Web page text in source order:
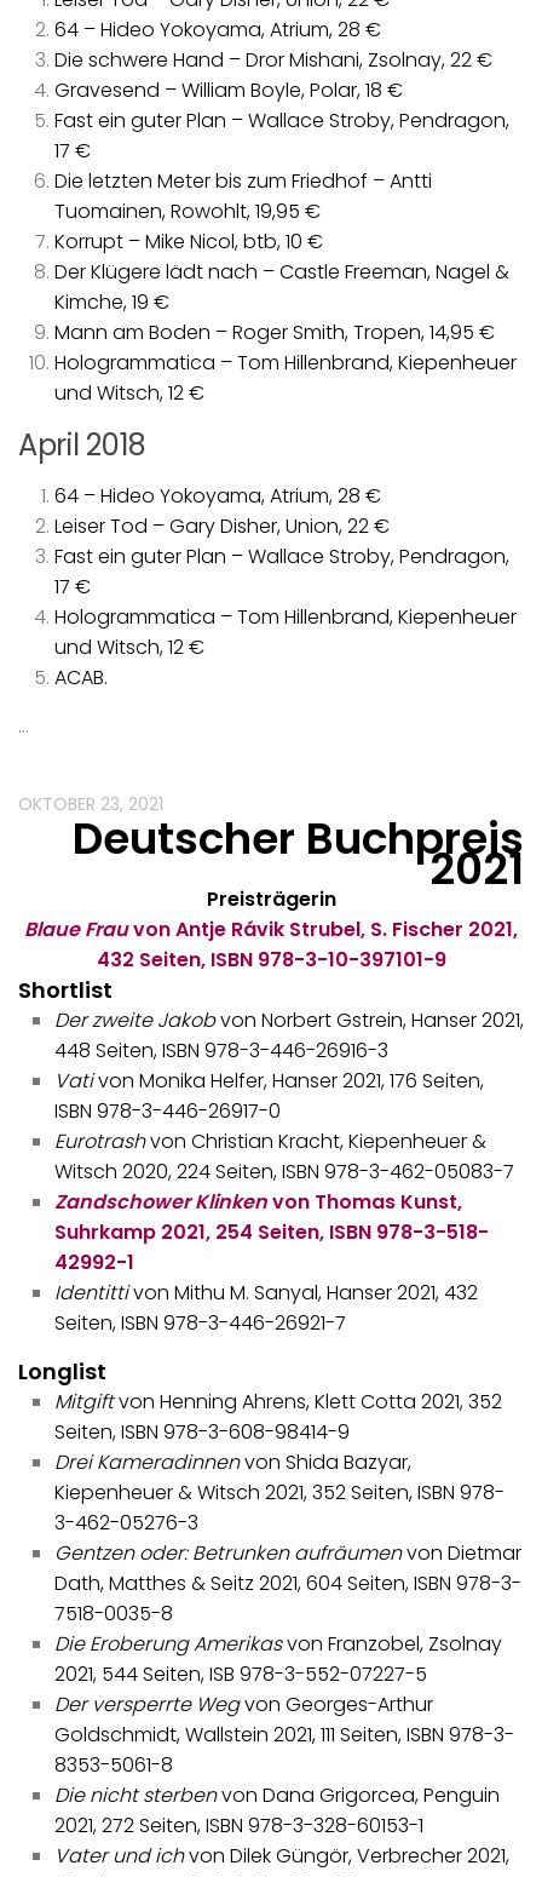
64 – Hideo Yokoyama, Atrium, 28 €
Die schwere Hand – Dror Mishani, Zsolnay, 22 €
Gravesend – William Boyle, Polar, 18 €
Fast ein guter Plan – Wallace Stroby, Pendragon,
17 €
Die letzten Meter bis zum Friedhof – Antti
Tuomainen, Rowohlt, 19,95 €
Korrupt – Mike Nicol, btb, 10 €
Der Klügere lädt nach – Castle Freeman, Nagel &
Kimche, 19 €
Mann am Boden – Roger Smith, Tropen, 14,95 €
Hologrammatica – Tom Hillenbrand, Kiepenheuer
und Witsch, 12 €
April 2018
64 – Hideo Yokoyama, Atrium, 28 €
Leiser Tod – Gary Disher, Union, 22 €
Fast ein guter Plan – Wallace Stroby, Pendragon,
17 €
Hologrammatica – Tom Hillenbrand, Kiepenheuer
und Witsch, 12 €
ACAB.
…
OKTOBER 23, 2021
Deutscher Buchpreis
2021
Preisträgerin
Blaue Frauvon Antje Rávik Strubel, S. Fischer 2021,
432 Seiten, ISBN 978-3-10-397101-9
Shortlist
Der zweite Jakobvon Norbert Gstrein, Hanser 2021,
448 Seiten, ISBN 978-3-446-26916-3
Vativon Monika Helfer, Hanser 2021, 176 Seiten,
ISBN 978-3-446-26917-0
Eurotrashvon Christian Kracht, Kiepenheuer &
Witsch 2020, 224 Seiten, ISBN 978-3-462-05083-7
Zandschower Klinkenvon Thomas Kunst,
Suhrkamp 2021, 254 Seiten, ISBN 978-3-518-
42992-1
Identittivon Mithu M. Sanyal, Hanser 2021, 432
Seiten, ISBN 978-3-446-26921-7
Longlist
Mitgiftvon Henning Ahrens, Klett Cotta 2021, 352
Seiten, ISBN 978-3-608-98414-9
Drei Kameradinnenvon Shida Bazyar,
Kiepenheuer & Witsch 2021, 352 Seiten, ISBN 978-
3-462-05276-3
Gentzen oder: Betrunken aufräumenvon Dietmar
Dath, Matthes & Seitz 2021, 604 Seiten, ISBN 978-3-
7518-0035-8
Die Eroberung Amerikasvon Franzobel, Zsolnay
2021, 544 Seiten, ISB 978-3-552-07227-5
Der versperrte Wegvon Georges-Arthur
Goldschmidt, Wallstein 2021, 111 Seiten, ISBN 978-3-
8353-5061-8
Die nicht sterbenvon Dana Grigorcea, Penguin
2021, 272 Seiten, ISBN 978-3-328-60153-1
Vater und ichvon Dilek Güngör, Verbrecher 2021,